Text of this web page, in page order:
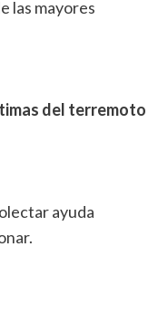
las mayores
del terremoto
ayuda